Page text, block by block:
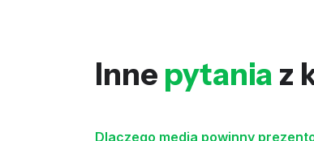
Inne pytania z
Dlaczego media powinny